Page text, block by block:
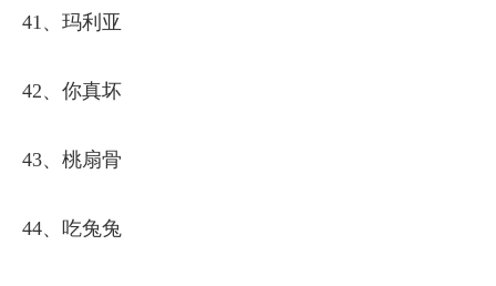
41、玛利亚
42、你真坏
43、桃扇骨
44、吃兔兔